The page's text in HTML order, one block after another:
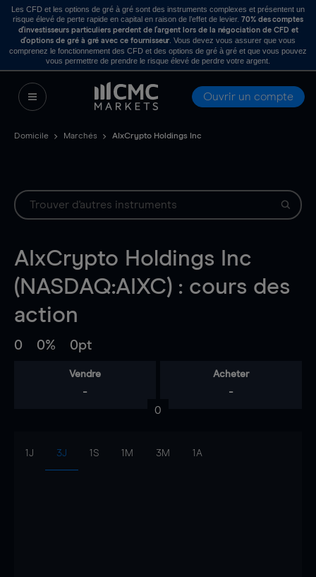
Les CFD et les options de gré à gré sont des instruments complexes et présentent un
risque élevé de perte rapide en capital en raison de l’effet de levier. 70% des comptes
d’investisseurs particuliers perdent de l’argent lors de la négociation de CFD et
d’options de gré à gré avec ce fournisseur . Vous devez vous assurer que vous
comprenez le fonctionnement des CFD et des options de gré à gré et que vous pouvez
vous permettre de prendre le risque élevé de perdre votre argent.
Ouvrir un compte
Domicile Marchés AIxCrypto Holdings Inc
AIxCrypto Holdings Inc
(NASDAQ:AIXC) : cours des
action
0 0% 0pt
Vendre
-
Acheter
-
0
1J 3J 1S 1M 3M 1A